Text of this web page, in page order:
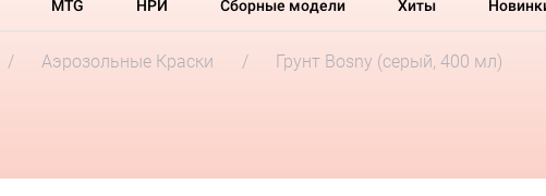
MTG НРИ Сборные модели Хиты
Аэрозольные Краски Грунт Bosny (серый, 400 мл)